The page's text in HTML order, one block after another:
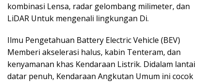
kombinasi Lensa, radar gelombang milimeter, dan
LiDAR Untuk mengenali lingkungan Di.
Ilmu Pengetahuan Battery Electric Vehicle (BEV)
Memberi akselerasi halus, kabin Tenteram, dan
kenyamanan khas Kendaraan Listrik. Didalam lantai
datar penuh, Kendaraan Angkutan Umum ini cocok